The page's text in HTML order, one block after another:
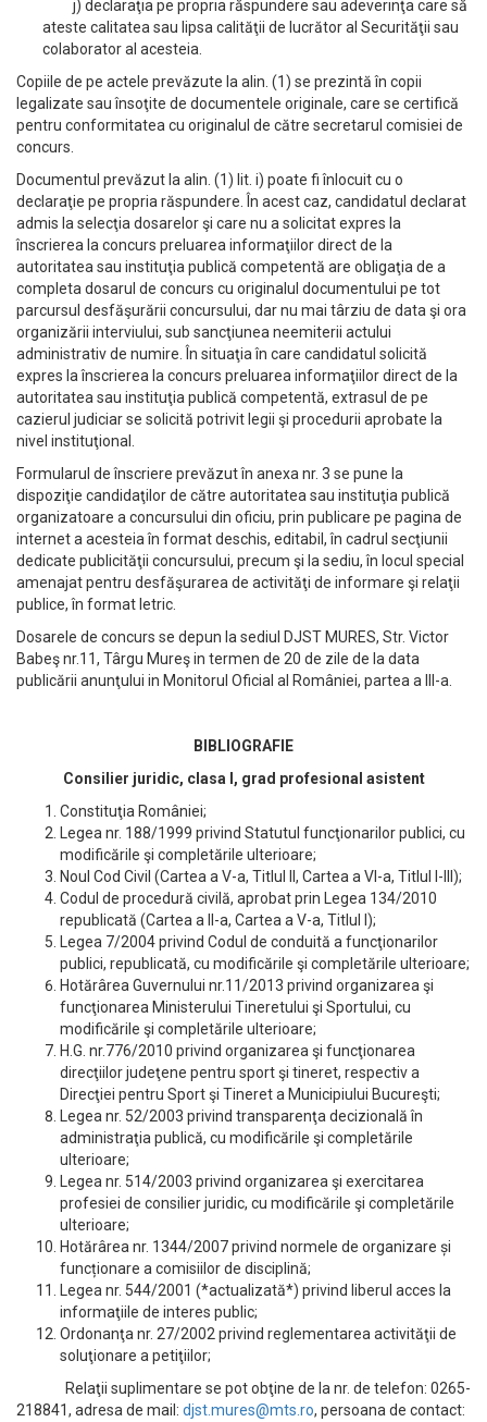
j) declaraţia pe propria răspundere sau adeverinţa care să
ateste calitatea sau lipsa calităţii de lucrător al Securităţii sau
colaborator al acesteia.
Copiile de pe actele prevăzute la alin. (1) se prezintă în copii
legalizate sau însoţite de documentele originale, care se certifică
pentru conformitatea cu originalul de către secretarul comisiei de
concurs.
Documentul prevăzut la alin. (1) lit. i) poate fi înlocuit cu o
declaraţie pe propria răspundere. În acest caz, candidatul declarat
admis la selecţia dosarelor şi care nu a solicitat expres la
înscrierea la concurs preluarea informaţiilor direct de la
autoritatea sau instituţia publică competentă are obligaţia de a
completa dosarul de concurs cu originalul documentului pe tot
parcursul desfăşurării concursului, dar nu mai târziu de data şi ora
organizării interviului, sub sancţiunea neemiterii actului
administrativ de numire. În situaţia în care candidatul solicită
expres la înscrierea la concurs preluarea informaţiilor direct de la
autoritatea sau instituţia publică competentă, extrasul de pe
cazierul judiciar se solicită potrivit legii şi procedurii aprobate la
nivel instituţional.
Formularul de înscriere prevăzut în anexa nr. 3 se pune la
dispoziţie candidaţilor de către autoritatea sau instituţia publică
organizatoare a concursului din oficiu, prin publicare pe pagina de
internet a acesteia în format deschis, editabil, în cadrul secţiunii
dedicate publicităţii concursului, precum şi la sediu, în locul special
amenajat pentru desfăşurarea de activităţi de informare şi relaţii
publice, în format letric.
Dosarele de concurs se depun la sediul DJST MURES, Str. Victor
Babeş nr.11, Târgu Mureş in termen de 20 de zile de la data
publicării anunţului in Monitorul Oficial al României, partea a III-a.
BIBLIOGRAFIE
Consilier juridic, clasa I, grad profesional asistent
Constituţia României;
Legea nr. 188/1999 privind Statutul funcţionarilor publici, cu
modificările şi completările ulterioare;
Noul Cod Civil (Cartea a V-a, Titlul II, Cartea a VI-a, Titlul I-III);
Codul de procedură civilă, aprobat prin Legea 134/2010
republicată (Cartea a II-a, Cartea a V-a, Titlul I);
Legea 7/2004 privind Codul de conduită a funcţionarilor
publici, republicată, cu modificările şi completările ulterioare;
Hotărârea Guvernului nr.11/2013 privind organizarea şi
funcţionarea Ministerului Tineretului şi Sportului, cu
modificările şi completările ulterioare;
H.G. nr.776/2010 privind organizarea şi funcţionarea
direcţiilor judeţene pentru sport şi tineret, respectiv a
Direcţiei pentru Sport şi Tineret a Municipiului Bucureşti;
Legea nr. 52/2003 privind transparenţa decizională în
administraţia publică, cu modificările şi completările
ulterioare;
Legea nr. 514/2003 privind organizarea şi exercitarea
profesiei de consilier juridic, cu modificările şi completările
ulterioare;
Hotărârea nr. 1344/2007 privind normele de organizare și
funcționare a comisiilor de disciplină;
Legea nr. 544/2001 (*actualizată*) privind liberul acces la
informaţiile de interes public;
Ordonanţa nr. 27/2002 privind reglementarea activităţii de
soluţionare a petiţiilor;
Relaţii suplimentare se pot obţine de la nr. de telefon: 0265-
218841, adresa de mail: djst.mures@mts.ro, persoana de contact: